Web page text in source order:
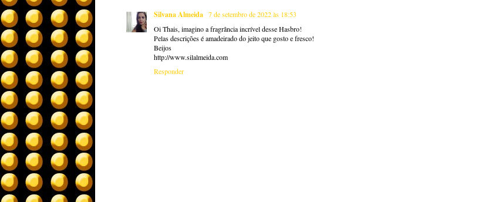
Silvana Almeida 7 de setembro de 2022 às 18:53
Oi Thais, imagino a fragrância incrível desse Hasbro!
Pelas descrições é amadeirado do jeito que gosto e fresco!
Beijos
http://www.silalmeida.com
Responder